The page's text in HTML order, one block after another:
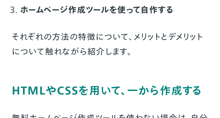
ツール
WordPress
はてなブログMedia
ホームページ作成ツールを使って自作する
それぞれの方法の特徴について、メリットとデメリット
について触れながら紹介します。
HTMLやCSSを用いて、一から作成する